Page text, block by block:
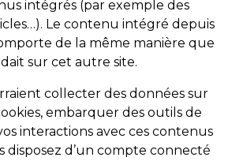
intégrés (par exemple des
Le contenu intégré depuis
de la même manière que
sur cet autre site.
collecter des données sur
embarquer des outils de
interactions avec ces contenus
disposez d’un compte connecté